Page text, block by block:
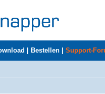
Bestellen Support-